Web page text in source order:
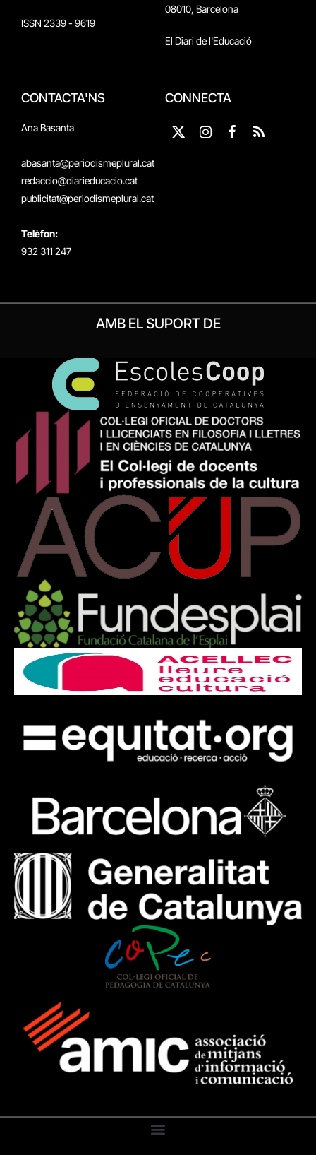
ISSN 2339 - 9619
08010, Barcelona
El Diari de l'Educació
CONTACTA'NS
Ana Basanta
abasanta@periodismeplural.cat
redaccio@diarieducacio.cat
publicitat@periodismeplural.cat
Telèfon:
932 311 247
CONNECTA
X
Instagram
Facebook
RSS
AMB EL SUPORT DE